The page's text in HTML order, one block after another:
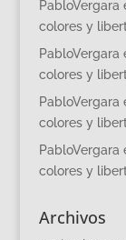
PabloVergara
colores y
PabloVergara
colores y
PabloVergara
colores y
PabloVergara
colores y
Archivos